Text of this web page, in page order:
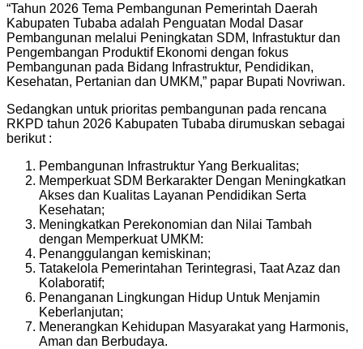
“Tahun 2026 Tema Pembangunan Pemerintah Daerah
Kabupaten Tubaba adalah Penguatan Modal Dasar
Pembangunan melalui Peningkatan SDM, Infrastuktur dan
Pengembangan Produktif Ekonomi dengan fokus
Pembangunan pada Bidang Infrastruktur, Pendidikan,
Kesehatan, Pertanian dan UMKM,” papar Bupati Novriwan.
Sedangkan untuk prioritas pembangunan pada rencana
RKPD tahun 2026 Kabupaten Tubaba dirumuskan sebagai
berikut :
Pembangunan Infrastruktur Yang Berkualitas;
Memperkuat SDM Berkarakter Dengan Meningkatkan
Akses dan Kualitas Layanan Pendidikan Serta
Kesehatan;
Meningkatkan Perekonomian dan Nilai Tambah
dengan Memperkuat UMKM:
Penanggulangan kemiskinan;
Tatakelola Pemerintahan Terintegrasi, Taat Azaz dan
Kolaboratif;
Penanganan Lingkungan Hidup Untuk Menjamin
Keberlanjutan;
Menerangkan Kehidupan Masyarakat yang Harmonis,
Aman dan Berbudaya.